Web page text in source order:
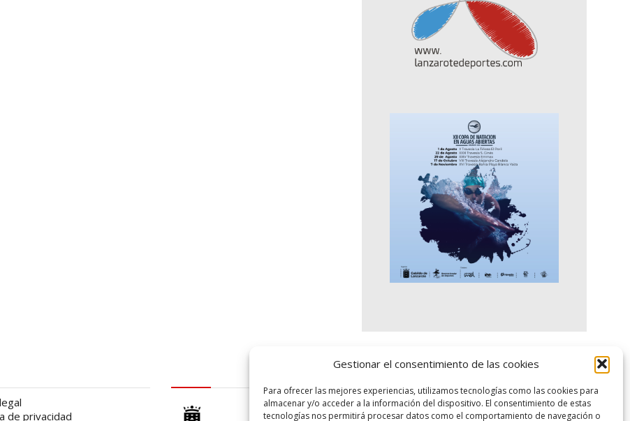
Gestionar el consentimiento de las cookies
Para ofrecer las mejores experiencias, utilizamos tecnologías como las cookies para
almacenar y/o acceder a la información del dispositivo. El consentimiento de estas
tecnologías nos permitirá procesar datos como el comportamiento de navegación o
de privacidad
logo SID